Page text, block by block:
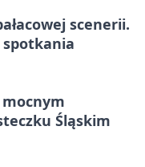
scenerii.
Śląskim